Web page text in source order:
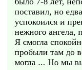
поставил, но
успокоился и
нежного ангела,
Я смогла
пробыли там до
могла ... Но мы